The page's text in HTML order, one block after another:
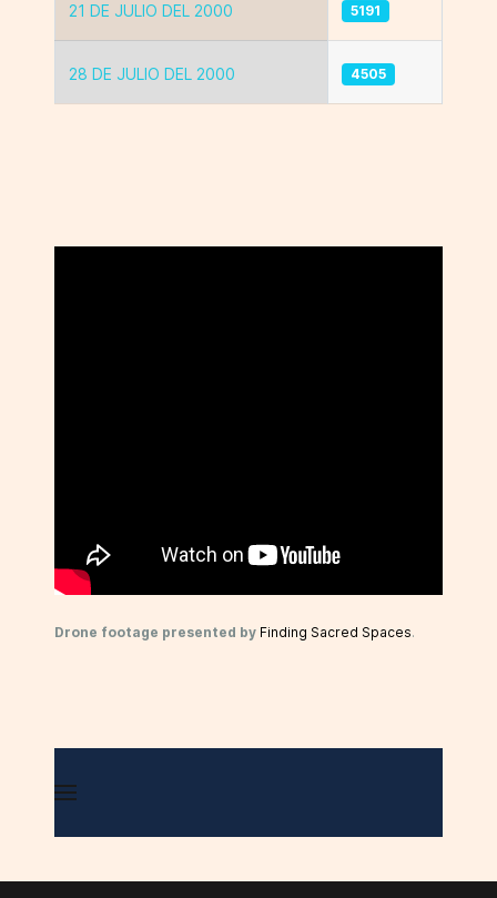
21 DE JULIO DEL 2000 5191
28 DE JULIO DEL 2000 4505
Drone footage presented by Finding Sacred Spaces.